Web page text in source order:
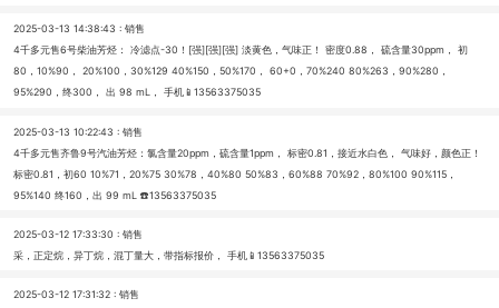
2025-03-13 14:38:43 : 销售
4千多元售6号柴油芳烃： 冷滤点-30！[强][强][强] 淡黄色，气味正！ 密度0.88， 硫含量30ppm， 初
80，10%90， 20%100，30%129 40%150，50%170， 60+0，70%240 80%263，90%280，
95%290，终300， 出 98 mL， 手机📱13563375035
2025-03-13 10:22:43 : 销售
4千多元售齐鲁9号汽油芳烃：氯含量20ppm，硫含量1ppm， 标密0.81，接近水白色， 气味好，颜色正！
标密0.81，初60 10%71，20%75 30%78，40%80 50%83，60%88 70%92，80%100 90%115，
95%140 终160，出 99 mL ☎️13563375035
2025-03-12 17:33:30 : 销售
采，正定烷，异丁烷，混丁量大，带指标报价， 手机📱13563375035
2025-03-12 17:31:32 : 销售